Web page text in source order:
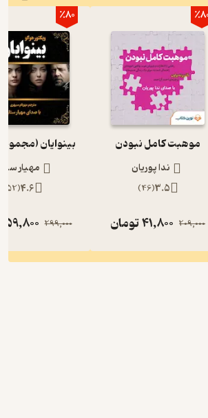
موهبت کامل نبودن
ندا پوریان
3.5
(
46
)
209,000
41,800تومان
٪80
بینوایان
مهیار
4.6
(
52
299,000
59,800